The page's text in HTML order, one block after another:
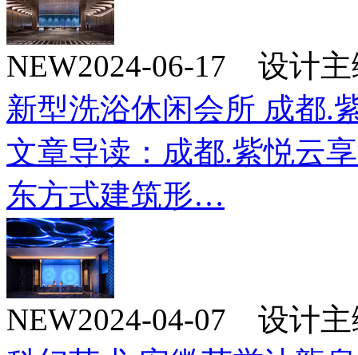
NEW2024-06-17 设计
新型洗浴休闲会所 成都.
文章导读：成都.紫悦云
东方式建筑形…
NEW2024-04-07 设计